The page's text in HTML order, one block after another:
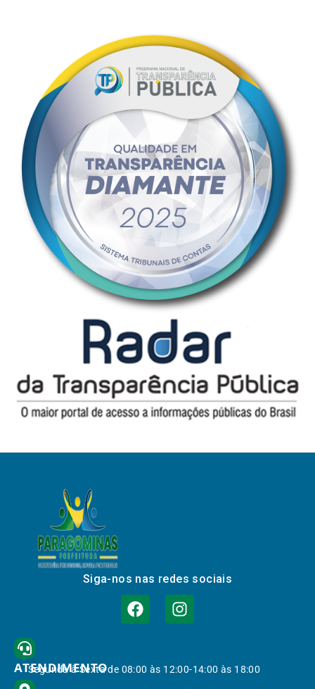
Siga-nos nas redes sociais
ATENDIMENTO
Segunda à Sexta de 08:00 às 12:00-14:00 às 18:00